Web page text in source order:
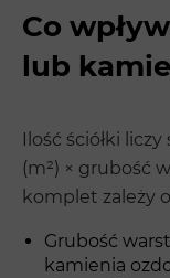
Co
lub
Ilość ściółki
(m²) × grubość
komplet zależy
Grubość
kamienia